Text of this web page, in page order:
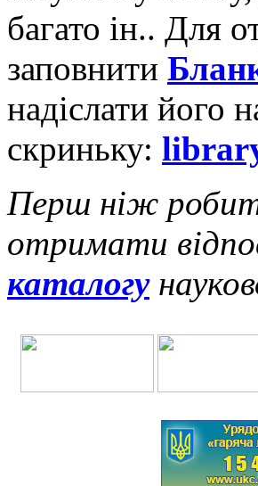
багато ін.. Для
заповнити
надіслати його
скриньку:
Перш ніж
отримати
каталогу